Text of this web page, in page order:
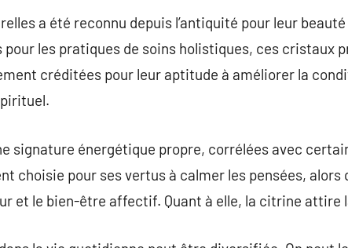
a été reconnu depuis l’antiquité pour leur
les pratiques de soins holistiques, ces cristaux
créditées pour leur aptitude à améliorer la
signature énergétique propre, corrélées avec
choisie pour ses vertus à calmer les pensées, alors
et le bien-être affectif. Quant à elle, la citrine attire